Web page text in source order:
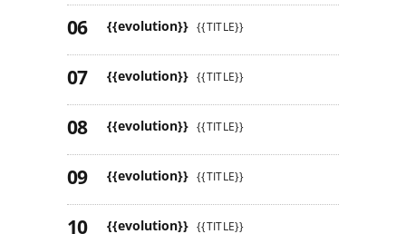
{{evolution}} {{TITLE}}
{{evolution}} {{TITLE}}
{{evolution}} {{TITLE}}
{{evolution}} {{TITLE}}
{{evolution}} {{TITLE}}